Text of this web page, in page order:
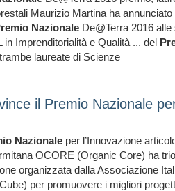
Maurizio Martina ha
Nazionale De@Terra 2016
Imprenditorialità e Qualità ... del
laureate di Scienze
il Premio Nazionale
Nazionale per l’Innovazione
OCORE (Organic Core) ha
organizzata dalla Associazione
per promuovere i migliori